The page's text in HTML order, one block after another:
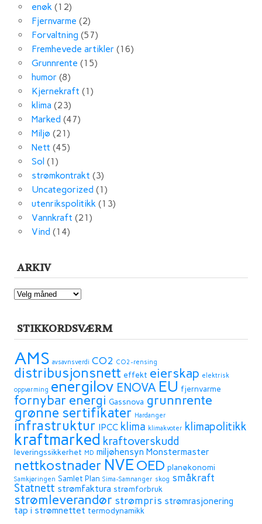
enøk (12)
Fjernvarme (2)
Forvaltning (57)
Fremhevede artikler (16)
Grunnrente (15)
humor (8)
Kjernekraft (1)
klima (23)
Marked (47)
Miljø (21)
Nett (45)
Sol (1)
strømkontrakt (3)
Uncategorized (1)
utenrikspolitikk (13)
Vannkraft (21)
Vind (14)
ARKIV
ARKIV
STIKKORDSVÆRM
AMS avsavnsverdi CO2 CO2-rensing
distribusjonsnett effekt eierskap elektrisk
oppvarming energilov ENOVA EU fjernvarme
fornybar energi Gassnova grunnrente
grønne sertifikater Hardanger
infrastruktur IPCC klima klimakvoter klimapolitikk
kraftmarked kraftoverskudd
leveringssikkerhet MD miljøhensyn Monstermaster
nettkostnader NVE OED planøkonomi
Samkjøringen Samlet Plan Sima-Samnanger skog småkraft
Statnett strømfaktura strømforbruk
strømleverandør strømpris strømrasjonering
tap i strømnettet termodynamikk